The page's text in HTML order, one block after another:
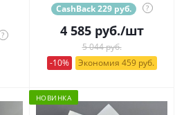
?
CashBack 229 руб. ?
4 585руб./шт
5 044 руб.
-10%
Экономия 459 руб.
НОВИНКА